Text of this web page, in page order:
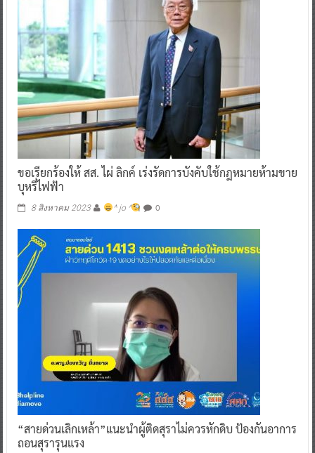
ขอเรียกร้องให้ สส. ไผ่ ลิกค์ เร่งรัดการบังคับใช้กฎหมายห้ามขาย
บุหรี่ไฟฟ้า
8 สิงหาคม 2023 ^ jo ^ 0
“สายด่วนเลิกเหล้า”แนะนำผู้ติดสุราไม่ควรหักดิบ ป้องกันอาการ
ถอนสุรารุนแรง